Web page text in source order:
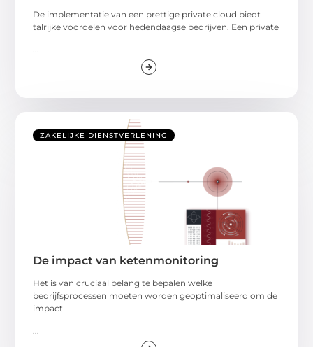
De implementatie van een prettige private cloud biedt
talrijke voordelen voor hedendaagse bedrijven. Een private
...
ZAKELIJKE DIENSTVERLENING
De impact van ketenmonitoring
Het is van cruciaal belang te bepalen welke
bedrijfsprocessen moeten worden geoptimaliseerd om de
impact
...